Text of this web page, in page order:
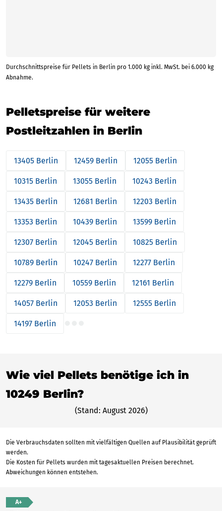
Durchschnittspreise für Pellets in Berlin pro 1.000 kg inkl. MwSt. bei 6.000 kg
Abnahme.
Pelletspreise für weitere
Postleitzahlen in Berlin
13405 Berlin 12459 Berlin 12055 Berlin
10315 Berlin 13055 Berlin 10243 Berlin
13435 Berlin 12681 Berlin 12203 Berlin
13353 Berlin 10439 Berlin 13599 Berlin
12307 Berlin 12045 Berlin 10825 Berlin
10789 Berlin 10247 Berlin 12277 Berlin
12279 Berlin 10559 Berlin 12161 Berlin
14057 Berlin 12053 Berlin 12555 Berlin
14197 Berlin
Wie viel Pellets benötige ich in
10249 Berlin?
(Stand: August 2026)
Die Verbrauchsdaten sollten mit vielfältigen Quellen auf Plausibilität geprüft
werden.
Die Kosten für Pellets wurden mit tagesaktuellen Preisen berechnet.
Abweichungen können entstehen.
A+